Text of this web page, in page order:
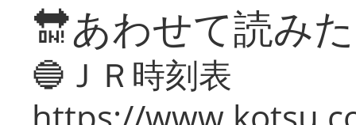
🔛あわせて読み
🔵ＪＲ時刻表